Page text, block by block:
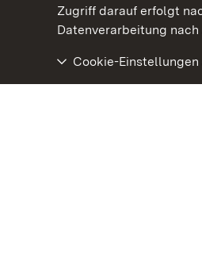
Zugriff darauf erfolgt
Datenverarbeitung nach
Cookie-Einstellungen
Kommen. Staunen.